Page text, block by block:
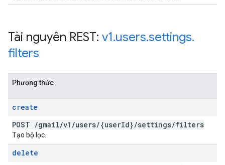
Tài nguyên REST: v1.users.settings.
filters
Phương thức
create
POST /gmail/v1 /users/{userId}/settings/filters
Tạo bộ lọc.
delete